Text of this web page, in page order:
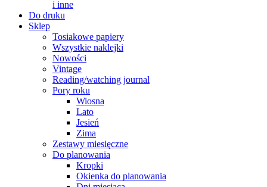
i inne
Do druku
Sklep
Tosiakowe papiery
Wszystkie naklejki
Nowości
Vintage
Reading/watching journal
Pory roku
Wiosna
Lato
Jesień
Zima
Zestawy miesięczne
Do planowania
Kropki
Okienka do planowania